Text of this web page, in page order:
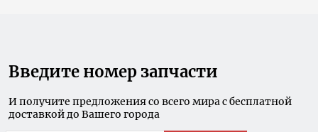
Введите номер запчасти
И получите предложения со всего мира с бесплатной
доставкой до Вашего города